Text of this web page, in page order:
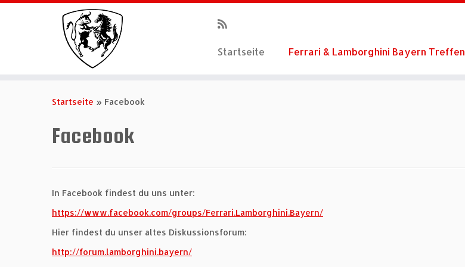
Startseite Ferrari & Lamborghini Bayern Treffen
Startseite » Facebook
Facebook
In Facebook findest du uns unter:
https://www.facebook.com/groups/Ferrari.Lamborghini.Bayern/
Hier findest du unser altes Diskussionsforum:
http://forum.lamborghini.bayern/